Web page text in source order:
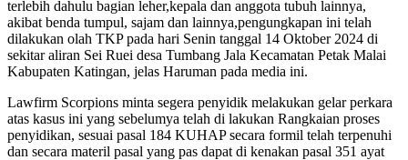
terlebih dahulu bagian leher,kepala dan anggota tubuh lainnya,
akibat benda tumpul, sajam dan lainnya,pengungkapan ini telah
dilakukan olah TKP pada hari Senin tanggal 14 Oktober 2024 di
sekitar aliran Sei Ruei desa Tumbang Jala Kecamatan Petak Malai
Kabupaten Katingan, jelas Haruman pada media ini.
Lawfirm Scorpions minta segera penyidik melakukan gelar perkara
atas kasus ini yang sebelumya telah di lakukan Rangkaian proses
penyidikan, sesuai pasal 184 KUHAP secara formil telah terpenuhi
dan secara materil pasal yang pas dapat di kenakan pasal 351 ayat